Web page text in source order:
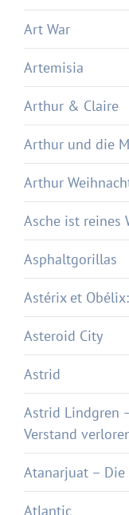
Art War
Artemisia
Arthur & Claire
Arthur und die
Arthur
Asche ist reines
Asphaltgorillas
Astérix et
Asteroid City
Astrid
Astrid Lindgren
Verstand
Atanarjuat – Die
Atlantic